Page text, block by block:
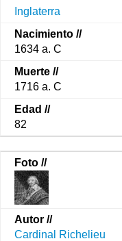
Inglaterra
1634 a. C
1716 a. C
82
Cardinal Richelieu